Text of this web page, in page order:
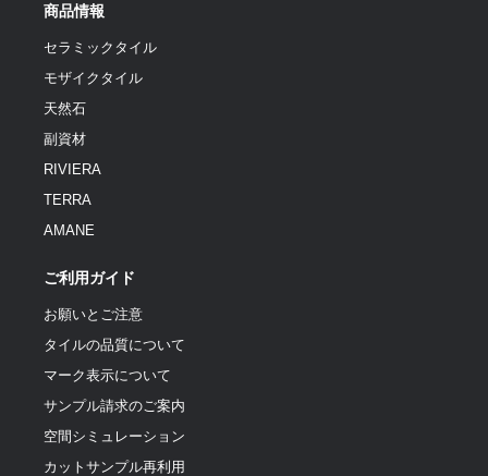
商品情報
セラミックタイル
モザイクタイル
天然石
副資材
RIVIERA
TERRA
AMANE
ご利用ガイド
お願いとご注意
タイルの品質について
マーク表示について
サンプル請求のご案内
空間シミュレーション
カットサンプル再利用